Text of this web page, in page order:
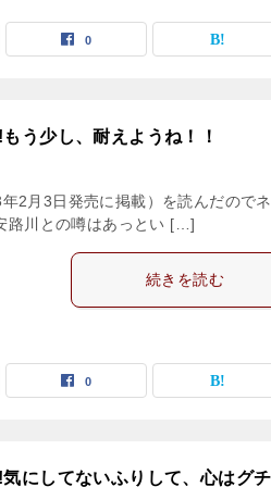
0
う少し、耐えようね！！
2月3日発売に掲載）を読んだので
路川との噂はあっとい […]
続きを読む
0
にしてないふりして、心はグ